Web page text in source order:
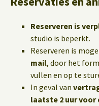
Reserveren is
studio is beperkt.
Reserveren is
mail, door het
vullen en op te
In geval van
laatste 2 uur voor